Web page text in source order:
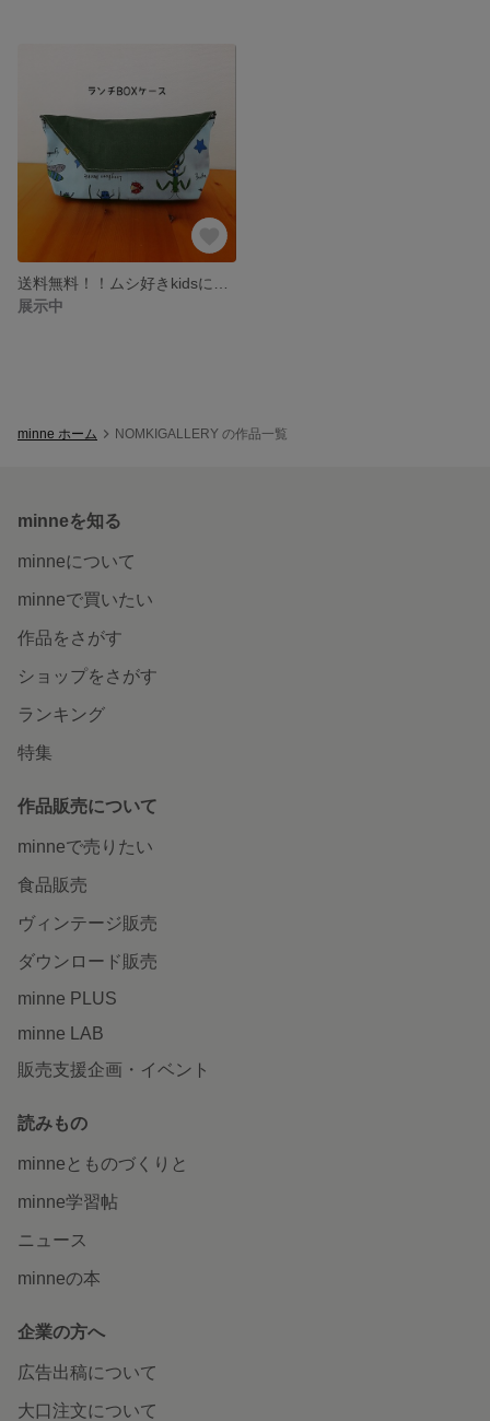
展示中
minne ホーム NOMKIGALLERY の作品一覧
minneを知る
minneについて
minneで買いたい
作品をさがす
ショップをさがす
ランキング
特集
作品販売について
minneで売りたい
食品販売
ヴィンテージ販売
ダウンロード販売
minne PLUS
minne LAB
販売支援企画・イベント
読みもの
minneとものづくりと
minne学習帖
ニュース
minneの本
企業の方へ
広告出稿について
大口注文について